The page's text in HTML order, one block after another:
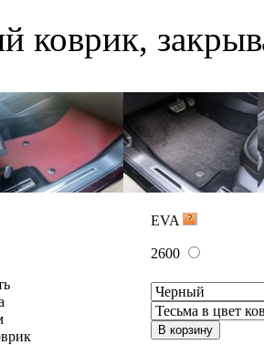
коврик,
EVA
2600
В корзину